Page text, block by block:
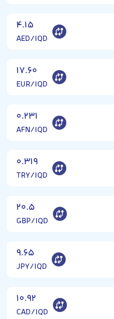
۴.۱۵
AED/IQD
۱۷.۶۰
EUR/IQD
۰.۲۳۱
AFN/IQD
۰.۳۱۹
TRY/IQD
۲۰.۵
GBP/IQD
۹.۶۵
JPY/IQD
۱۰.۹۲
CAD/IQD